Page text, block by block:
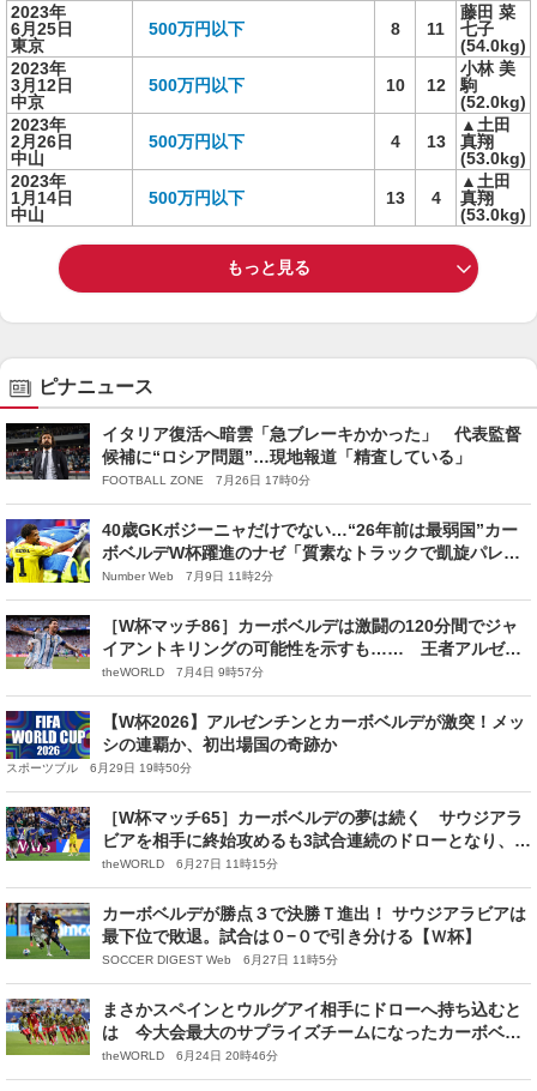
2023年
6月25日
東京
500万円以下 8 11
藤田 菜
七子
(54.0kg)
2023年
3月12日
中京
500万円以下 10 12
小林 美
駒
(52.0kg)
2023年
2月26日
中山
500万円以下 4 13
▲土田
真翔
(53.0kg)
2023年
1月14日
中山
500万円以下 13 4
▲土田
真翔
(53.0kg)
もっと見る
ピナニュース
イタリア復活へ暗雲「急ブレーキかかった」 代表監督
候補に“ロシア問題”…現地報道「精査している」
FOOTBALL ZONE 7月26日 17時0分
40歳GKボジーニャだけでない…“26年前は最弱国”カー
ボベルデW杯躍進のナゼ「質素なトラックで凱旋パレー
ド」「総市場価格101億円は日本代表の1/5」
Number Web 7月9日 11時2分
［W杯マッチ86］カーボベルデは激闘の120分間でジャ
イアントキリングの可能性を示すも…… 王者アルゼン
チンが意地を見せる。メッシは7ゴール目で得点ランク単
独首位
theWORLD 7月4日 9時57分
【W杯2026】アルゼンチンとカーボベルデが激突！メッ
シの連覇か、初出場国の奇跡か
スポーツブル 6月29日 19時50分
［W杯マッチ65］カーボベルデの夢は続く サウジアラ
ビアを相手に終始攻めるも3試合連続のドローとなり、初
出場で決勝トーナメント出場を決める
theWORLD 6月27日 11時15分
カーボベルデが勝点３で決勝Ｔ進出！ サウジアラビアは
最下位で敗退。試合は０−０で引き分ける【Ｗ杯】
SOCCER DIGEST Web 6月27日 11時5分
まさかスペインとウルグアイ相手にドローへ持ち込むと
は 今大会最大のサプライズチームになったカーボベル
デ代表の躍進
theWORLD 6月24日 20時46分